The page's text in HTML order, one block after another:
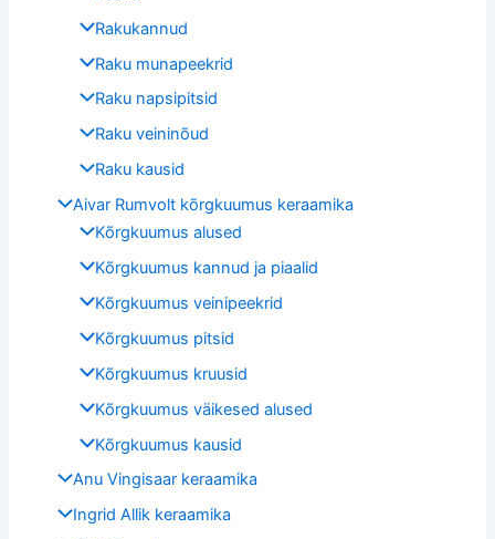
Rakukannud
Raku munapeekrid
Raku napsipitsid
Raku veininõud
Raku kausid
Aivar Rumvolt kõrgkuumus keraamika
Kõrgkuumus alused
Kõrgkuumus kannud ja piaalid
Kõrgkuumus veinipeekrid
Kõrgkuumus pitsid
Kõrgkuumus kruusid
Kõrgkuumus väikesed alused
Kõrgkuumus kausid
Anu Vingisaar keraamika
Ingrid Allik keraamika